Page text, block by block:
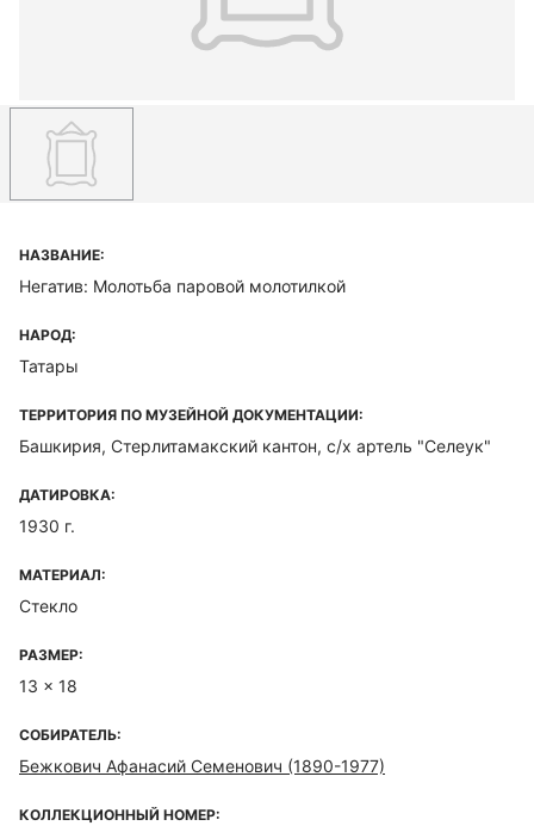
НАЗВАНИЕ:
Негатив: Молотьба паровой молотилкой
НАРОД:
Татары
ТЕРРИТОРИЯ ПО МУЗЕЙНОЙ ДОКУМЕНТАЦИИ:
Башкирия, Стерлитамакский кантон, с/х артель "Селеук"
ДАТИРОВКА:
1930 г.
МАТЕРИАЛ:
Стекло
РАЗМЕР:
13 x 18
СОБИРАТЕЛЬ:
Бежкович Афанасий Семенович (1890-1977)
КОЛЛЕКЦИОННЫЙ НОМЕР: